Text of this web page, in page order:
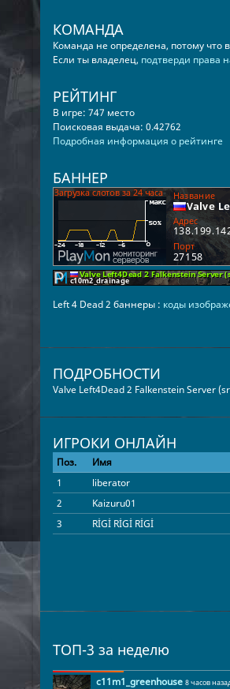
КОМАНДА
Команда не определена, потому что
Если ты владелец, подтверди права
РЕЙТИНГ
В игре: 747 место
Поисковая выдача: 0.42762
Подробная информация о рейтинге
БАННЕР
Left 4 Dead 2 баннеры : коды
ПОДРОБНОСТИ
Valve Left4Dead 2 Falkenstein Server
ИГРОКИ ОНЛАЙН
Поз. Имя
1
liberator
2
Kaizuru01
3
RİGİ RİGİ RİGİ
ТОП-3 за неделю
c11m1_greenhouse 8 часов